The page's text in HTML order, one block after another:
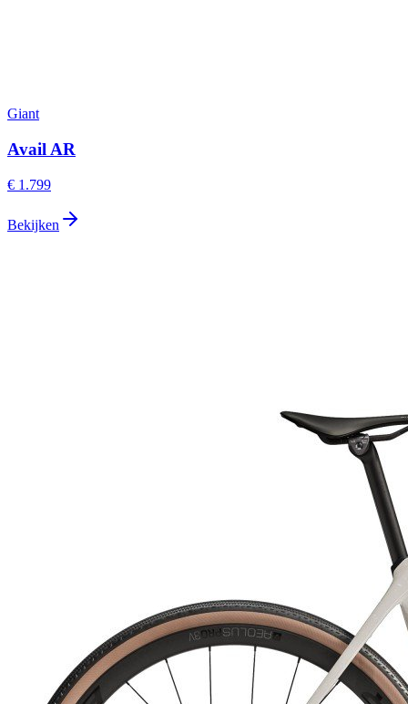
Giant
Avail AR
€ 1.799
Bekijken